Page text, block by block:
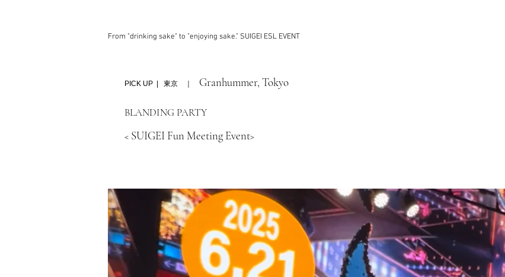
From "drinking sake" to "enjoying sake." SUIGEI ESL EVENT
PICK UP | 東京 ｜ Granhummer, Tokyo
BLANDING PARTY
< SUIGEI Fun Meeting Event>